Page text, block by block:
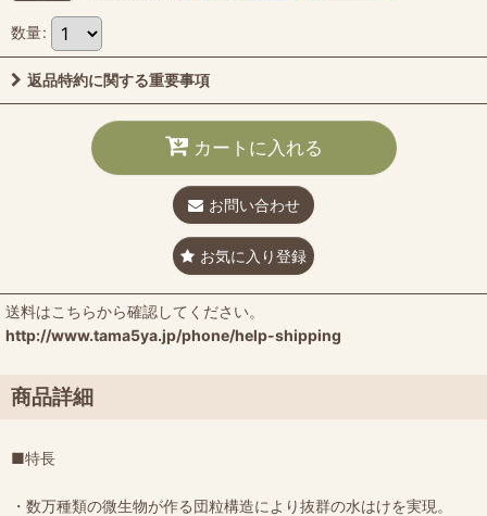
数量:
返品特約に関する重要事項
カートに入れる
お問い合わせ
お気に入り登録
送料はこちらから確認してください。
http://www.tama5ya.jp/phone/help-shipping
商品詳細
■特長
・数万種類の微生物が作る団粒構造により抜群の水はけを実現。